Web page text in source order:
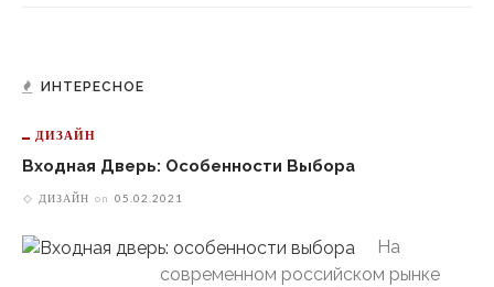
ИНТЕРЕСНОЕ
ДИЗАЙН
Входная Дверь: Особенности Выбора
ДИЗАЙН on 05.02.2021
На
современном российском рынке